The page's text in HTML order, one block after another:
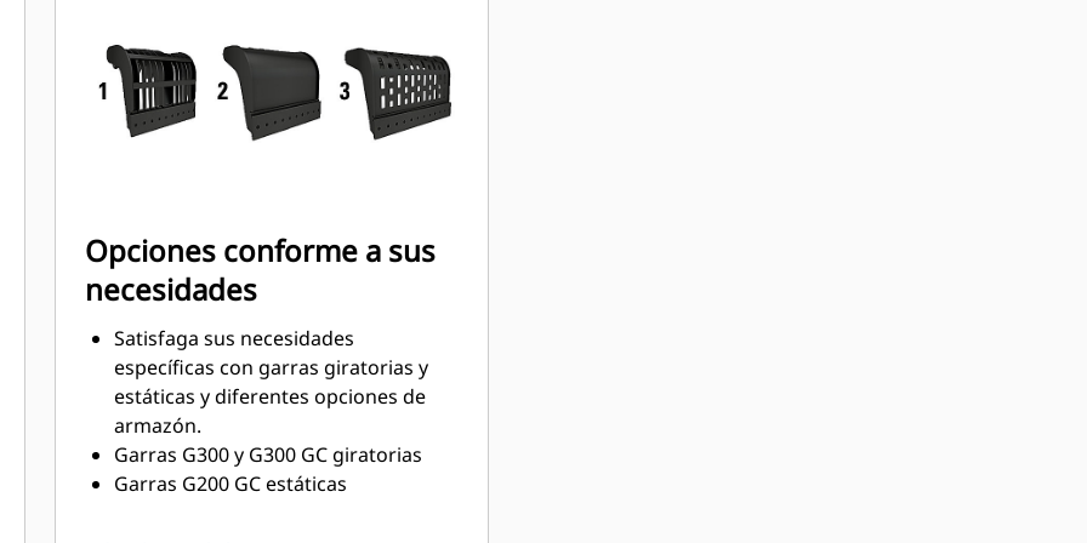
recipientes y ángulos de 90°.
Acceda fácilmente a las piezas
internas mediante los grandes
paneles de mantenimiento.
intervalos de servicio más
prolongados.
Opciones conforme a sus
necesidades
Satisfaga sus necesidades
específicas con garras giratorias y
estáticas y diferentes opciones de
armazón.
Garras G300 y G300 GC giratorias
Garras G200 GC estáticas